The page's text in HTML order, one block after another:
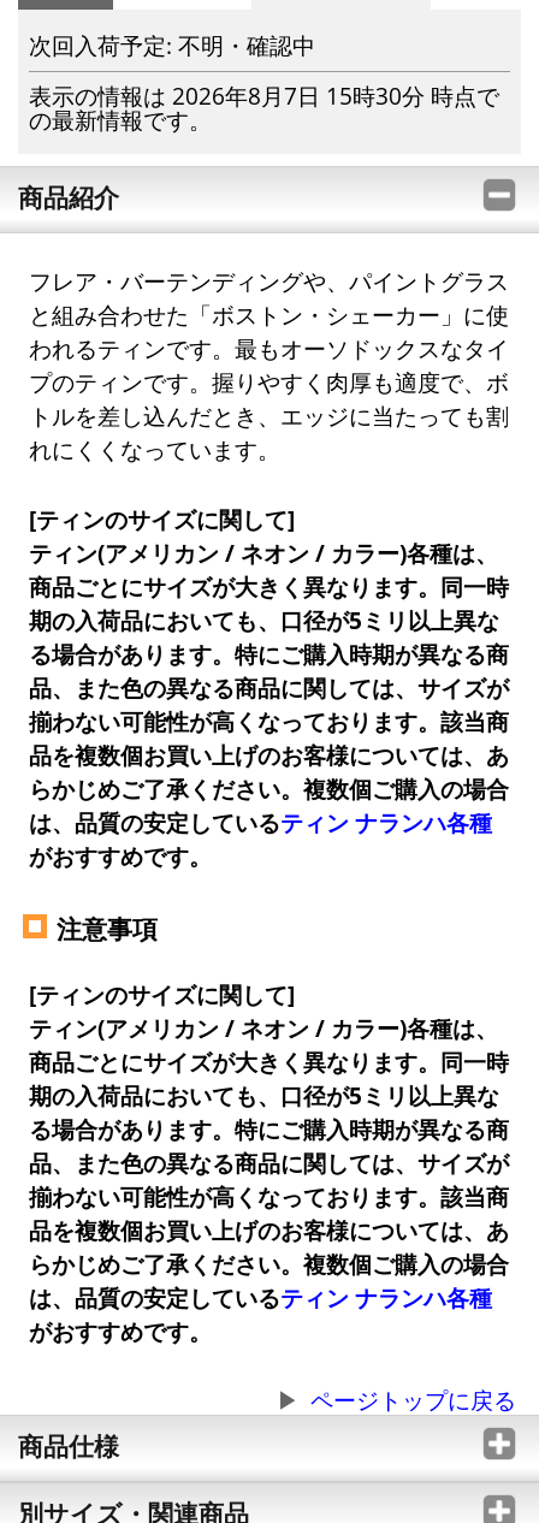
次回入荷予定: 不明・確認中
表示の情報は 2026年8月7日 15時30分 時点で
の最新情報です。
商品紹介
フレア・バーテンディングや、パイントグラス
と組み合わせた「ボストン・シェーカー」に使
われるティンです。最もオーソドックスなタイ
プのティンです。握りやすく肉厚も適度で、ボ
トルを差し込んだとき、エッジに当たっても割
れにくくなっています。
[ティンのサイズに関して]
ティン(アメリカン / ネオン / カラー)各種は、
商品ごとにサイズが大きく異なります。同一時
期の入荷品においても、口径が5ミリ以上異な
る場合があります。特にご購入時期が異なる商
品、また色の異なる商品に関しては、サイズが
揃わない可能性が高くなっております。該当商
品を複数個お買い上げのお客様については、あ
らかじめご了承ください。複数個ご購入の場合
は、品質の安定しているティン ナランハ各種
がおすすめです。
注意事項
[ティンのサイズに関して]
ティン(アメリカン / ネオン / カラー)各種は、
商品ごとにサイズが大きく異なります。同一時
期の入荷品においても、口径が5ミリ以上異な
る場合があります。特にご購入時期が異なる商
品、また色の異なる商品に関しては、サイズが
揃わない可能性が高くなっております。該当商
品を複数個お買い上げのお客様については、あ
らかじめご了承ください。複数個ご購入の場合
は、品質の安定しているティン ナランハ各種
がおすすめです。
ページトップに戻る
商品仕様
別サイズ・関連商品